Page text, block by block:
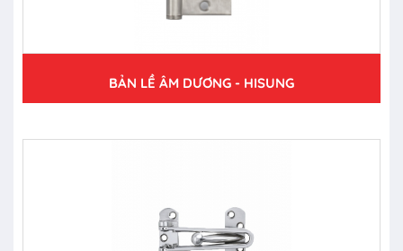
BẢN LỀ ÂM DƯƠNG - HISUNG